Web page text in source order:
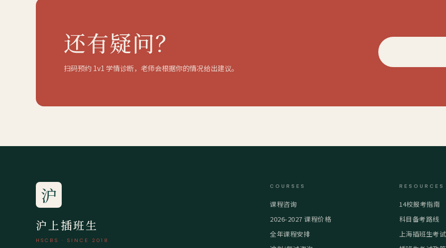
还有疑问？
扫码预约 1v1 学情诊断，老师会根据你的情况给出建议。
沪
沪上插班生
HSCBS · SINCE 2018
COURSES
课程咨询
2026-2027 课程价格
全年课程安排
RESOURCES
14校报考指南
科目备考路线
上海插班生考